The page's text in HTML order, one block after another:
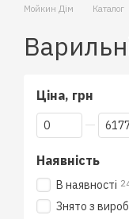
Мойкин Дім Каталог
Ціна, грн
Від Ціна, грн
До Ціна, грн
Наявність
В наявності
Знято з